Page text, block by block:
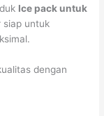
Ice pack untuk
siap untuk
dengan